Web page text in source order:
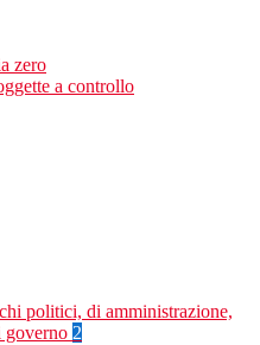
zero
a controllo
politici, di amministrazione,
governo 2